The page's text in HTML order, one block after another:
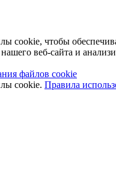
cookie, чтобы
веб-сайта и
файлов cookie
cookie. Правила